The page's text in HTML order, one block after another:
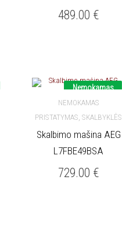
489.00 €
Nemokamas
Į KREPŠELĮ
NEMOKAMAS
PRISTATYMAS,SKALBYKLĖS
Skalbimo mašina AEG
L7FBE49BSA
729.00 €